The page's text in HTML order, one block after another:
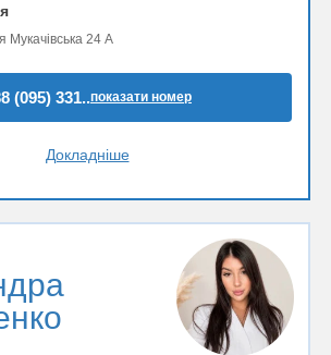
Мукачівська 24 А
(095) 331..показати номер
Докладніше